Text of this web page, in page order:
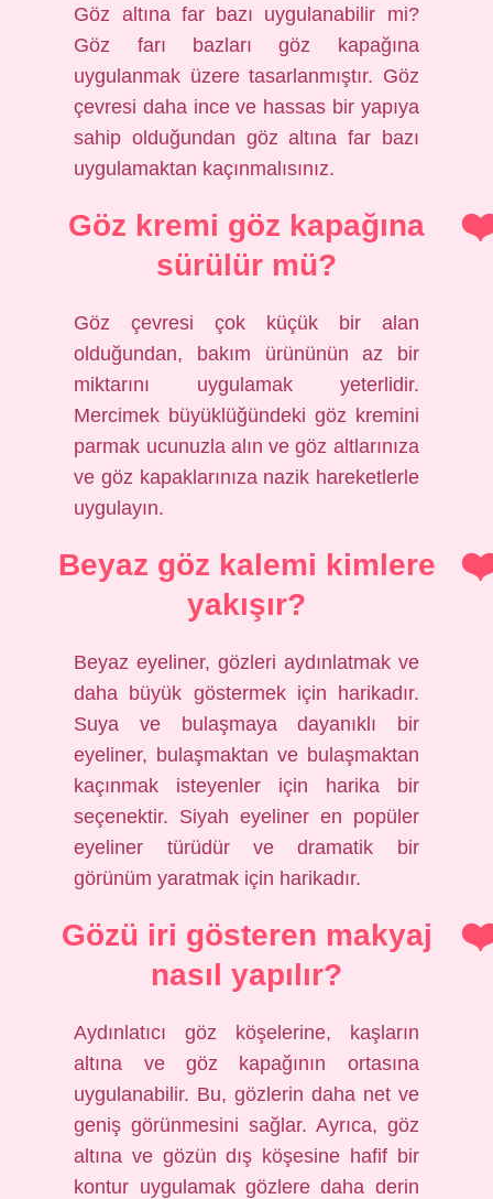
Göz altına far bazı uygulanabilir mi?
Göz farı bazları göz kapağına
uygulanmak üzere tasarlanmıştır. Göz
çevresi daha ince ve hassas bir yapıya
sahip olduğundan göz altına far bazı
uygulamaktan kaçınmalısınız.
Göz kremi göz kapağına
sürülür mü?
Göz çevresi çok küçük bir alan
olduğundan, bakım ürününün az bir
miktarını uygulamak yeterlidir.
Mercimek büyüklüğündeki göz kremini
parmak ucunuzla alın ve göz altlarınıza
ve göz kapaklarınıza nazik hareketlerle
uygulayın.
Beyaz göz kalemi kimlere
yakışır?
Beyaz eyeliner, gözleri aydınlatmak ve
daha büyük göstermek için harikadır.
Suya ve bulaşmaya dayanıklı bir
eyeliner, bulaşmaktan ve bulaşmaktan
kaçınmak isteyenler için harika bir
seçenektir. Siyah eyeliner en popüler
eyeliner türüdür ve dramatik bir
görünüm yaratmak için harikadır.
Gözü iri gösteren makyaj
nasıl yapılır?
Aydınlatıcı göz köşelerine, kaşların
altına ve göz kapağının ortasına
uygulanabilir. Bu, gözlerin daha net ve
geniş görünmesini sağlar. Ayrıca, göz
altına ve gözün dış köşesine hafif bir
kontur uygulamak gözlere daha derin